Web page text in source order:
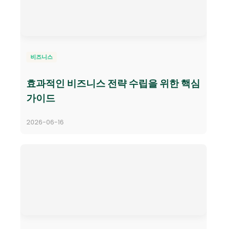
비즈니스
효과적인 비즈니스 전략 수립을 위한 핵심
가이드
2026-06-16